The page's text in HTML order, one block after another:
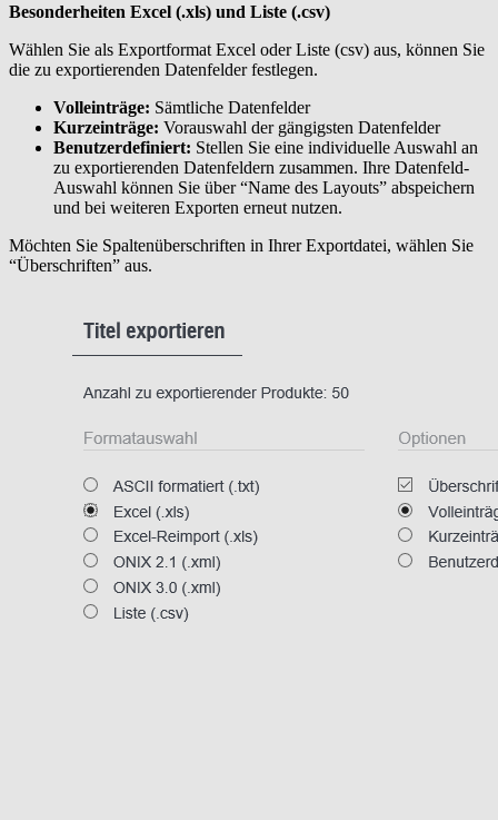
Besonderheiten Excel (.xls) und Liste (.csv)
Wählen Sie als Exportformat Excel oder Liste (csv) aus, können Sie
die zu exportierenden Datenfelder festlegen.
Volleinträge: Sämtliche Datenfelder
Kurzeinträge: Vorauswahl der gängigsten Datenfelder
Benutzerdefiniert: Stellen Sie eine individuelle Auswahl an
zu exportierenden Datenfeldern zusammen. Ihre Datenfeld-
Auswahl können Sie über “Name des Layouts” abspeichern
und bei weiteren Exporten erneut nutzen.
Möchten Sie Spaltenüberschriften in Ihrer Exportdatei, wählen Sie
“Überschriften” aus.